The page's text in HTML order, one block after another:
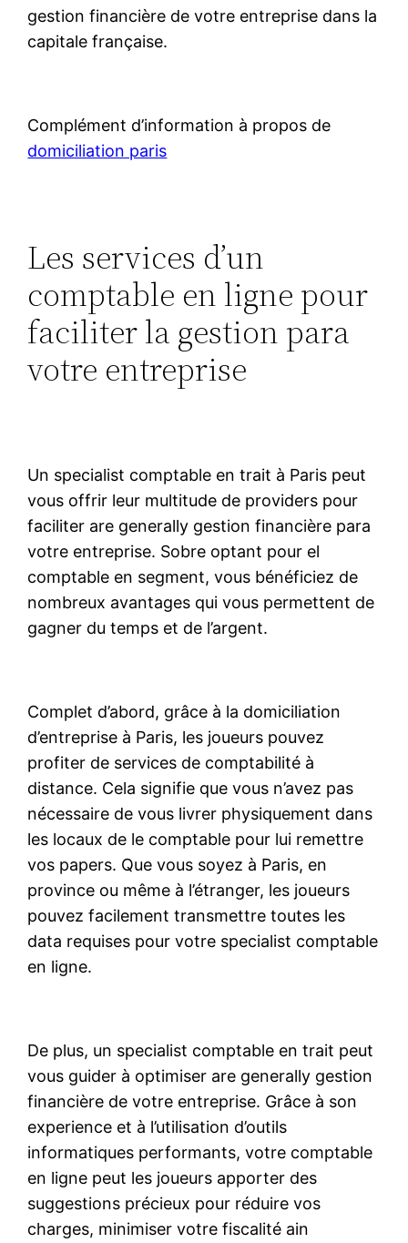
gestion financière de votre entreprise dans la
capitale française.
Complément d’information à propos de
domiciliation paris
Les services d’un
comptable en ligne pour
faciliter la gestion para
votre entreprise
Un specialist comptable en trait à Paris peut
vous offrir leur multitude de providers pour
faciliter are generally gestion financière para
votre entreprise. Sobre optant pour el
comptable en segment, vous bénéficiez de
nombreux avantages qui vous permettent de
gagner du temps et de l’argent.
Complet d’abord, grâce à la domiciliation
d’entreprise à Paris, les joueurs pouvez
profiter de services de comptabilité à
distance. Cela signifie que vous n’avez pas
nécessaire de vous livrer physiquement dans
les locaux de le comptable pour lui remettre
vos papers. Que vous soyez à Paris, en
province ou même à l’étranger, les joueurs
pouvez facilement transmettre toutes les
data requises pour votre specialist comptable
en ligne.
De plus, un specialist comptable en trait peut
vous guider à optimiser are generally gestion
financière de votre entreprise. Grâce à son
experience et à l’utilisation d’outils
informatiques performants, votre comptable
en ligne peut les joueurs apporter des
suggestions précieux pour réduire vos
charges, minimiser votre fiscalité ain